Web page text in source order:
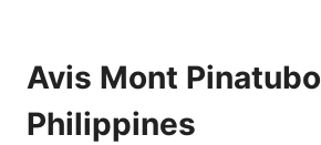
Avis Mont Pinatubo
Philippines